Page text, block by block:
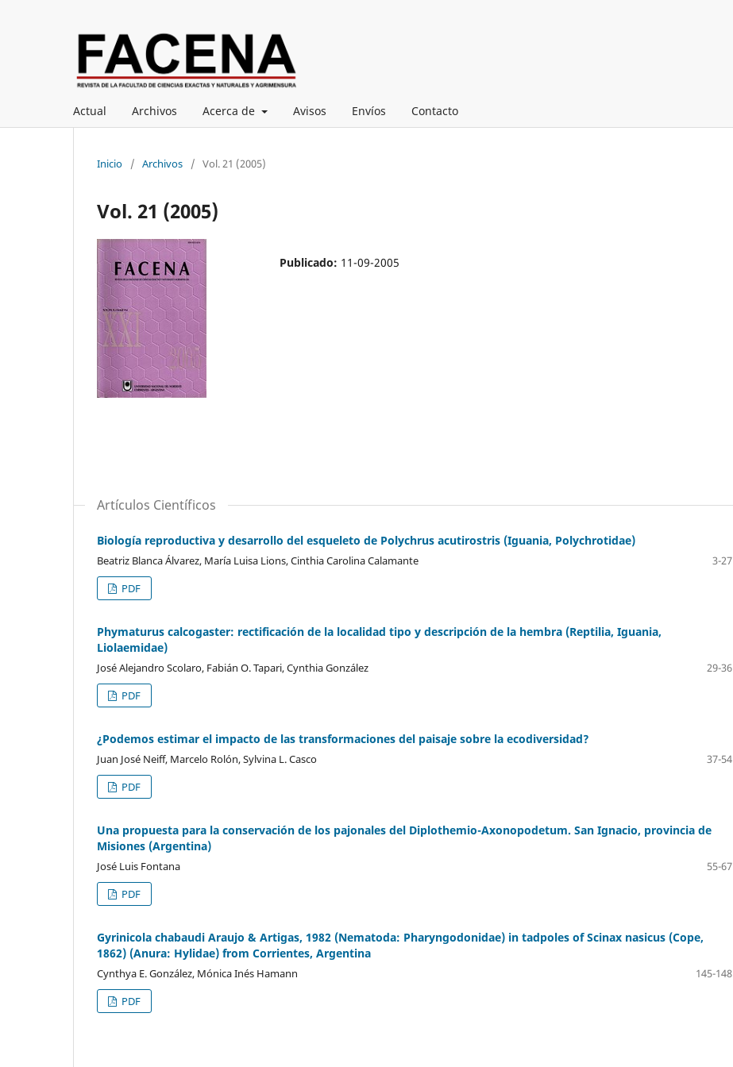
Actual Archivos Acerca de Avisos Envíos Contacto
Inicio / Archivos / Vol. 21 (2005)
Vol. 21 (2005)
Publicado: 11-09-2005
Artículos Científicos
Biología reproductiva y desarrollo del esqueleto de Polychrus acutirostris (Iguania, Polychrotidae)
Beatriz Blanca Álvarez, María Luisa Lions, Cinthia Carolina Calamante
3-27
PDF
Phymaturus calcogaster: rectificación de la localidad tipo y descripción de la hembra (Reptilia, Iguania,
Liolaemidae)
José Alejandro Scolaro, Fabián O. Tapari, Cynthia González
29-36
PDF
¿Podemos estimar el impacto de las transformaciones del paisaje sobre la ecodiversidad?
Juan José Neiff, Marcelo Rolón, Sylvina L. Casco
37-54
PDF
Una propuesta para la conservación de los pajonales del Diplothemio-Axonopodetum. San Ignacio, provincia de
Misiones (Argentina)
José Luis Fontana
55-67
PDF
Gyrinicola chabaudi Araujo & Artigas, 1982 (Nematoda: Pharyngodonidae) in tadpoles of Scinax nasicus (Cope,
1862) (Anura: Hylidae) from Corrientes, Argentina
Cynthya E. González, Mónica Inés Hamann
145-148
PDF